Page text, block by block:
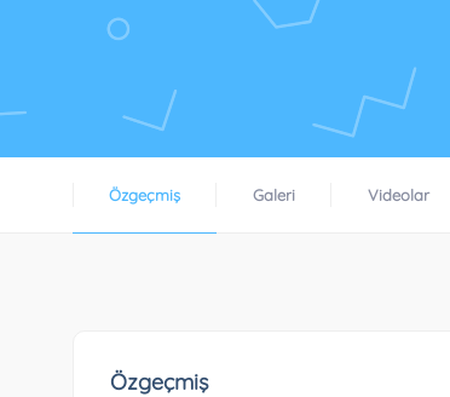
Özgeçmiş Galeri Videolar
Özgeçmiş